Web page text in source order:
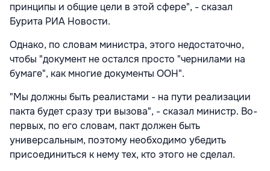
принципы и общие цели в этой сфере", - сказал
Бурита РИА Новости.
Однако, по словам министра, этого недостаточно,
чтобы "документ не остался просто "чернилами на
бумаге", как многие документы ООН".
"Мы должны быть реалистами - на пути реализации
пакта будет сразу три вызова", - сказал министр. Во-
первых, по его словам, пакт должен быть
универсальным, поэтому необходимо убедить
присоединиться к нему тех, кто этого не сделал.